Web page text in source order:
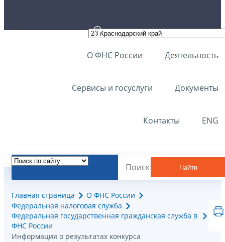
О ФНС России Деятельность
Сервисы и госуслуги Документы
Контакты ENG
Найти
Главная страница
О ФНС России
Федеральная налоговая служба
Федеральная государственная гражданская служба в
ФНС России
Информация о результатах конкурса